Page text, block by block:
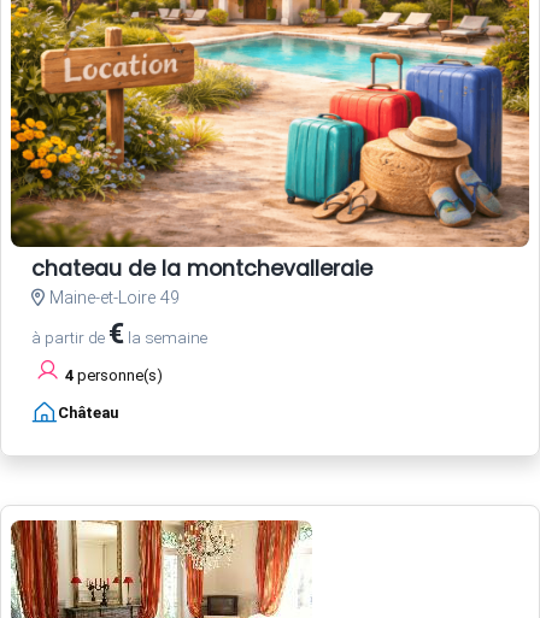
chateau de la montchevalleraie
Maine-et-Loire 49
à partir de € la semaine
4 personne(s)
Château